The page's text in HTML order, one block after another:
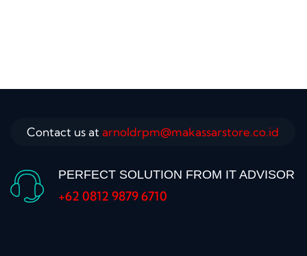
Contact us at arnoldrpm@makassarstore.co.id
PERFECT SOLUTION FROM IT ADVISOR
+62 0812 9879 6710